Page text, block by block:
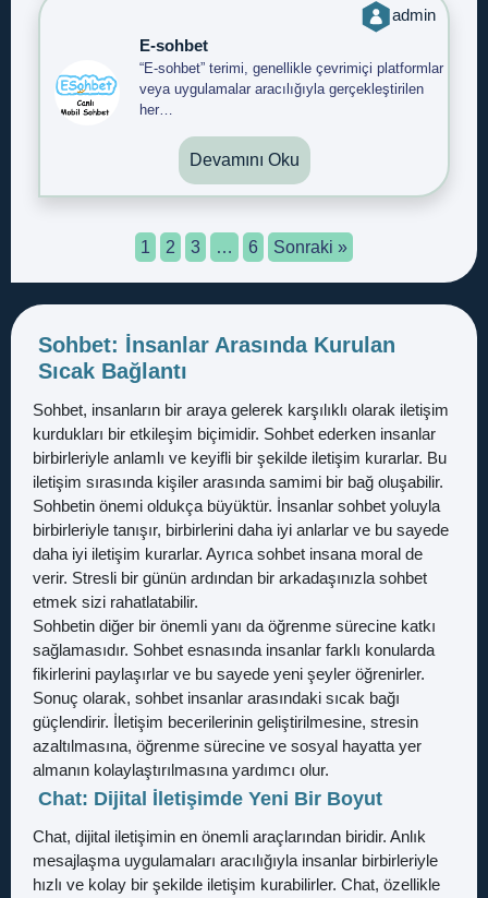
admin
E-sohbet
“E-sohbet” terimi, genellikle çevrimiçi platformlar
veya uygulamalar aracılığıyla gerçekleştirilen
her…
Devamını Oku
1 2 3 … 6 Sonraki »
Sohbet: İnsanlar Arasında Kurulan
Sıcak Bağlantı
Sohbet, insanların bir araya gelerek karşılıklı olarak iletişim
kurdukları bir etkileşim biçimidir. Sohbet ederken insanlar
birbirleriyle anlamlı ve keyifli bir şekilde iletişim kurarlar. Bu
iletişim sırasında kişiler arasında samimi bir bağ oluşabilir.
Sohbetin önemi oldukça büyüktür. İnsanlar sohbet yoluyla
birbirleriyle tanışır, birbirlerini daha iyi anlarlar ve bu sayede
daha iyi iletişim kurarlar. Ayrıca sohbet insana moral de
verir. Stresli bir günün ardından bir arkadaşınızla sohbet
etmek sizi rahatlatabilir.
Sohbetin diğer bir önemli yanı da öğrenme sürecine katkı
sağlamasıdır. Sohbet esnasında insanlar farklı konularda
fikirlerini paylaşırlar ve bu sayede yeni şeyler öğrenirler.
Sonuç olarak, sohbet insanlar arasındaki sıcak bağı
güçlendirir. İletişim becerilerinin geliştirilmesine, stresin
azaltılmasına, öğrenme sürecine ve sosyal hayatta yer
almanın kolaylaştırılmasına yardımcı olur.
Chat: Dijital İletişimde Yeni Bir Boyut
Chat, dijital iletişimin en önemli araçlarından biridir. Anlık
mesajlaşma uygulamaları aracılığıyla insanlar birbirleriyle
hızlı ve kolay bir şekilde iletişim kurabilirler. Chat, özellikle